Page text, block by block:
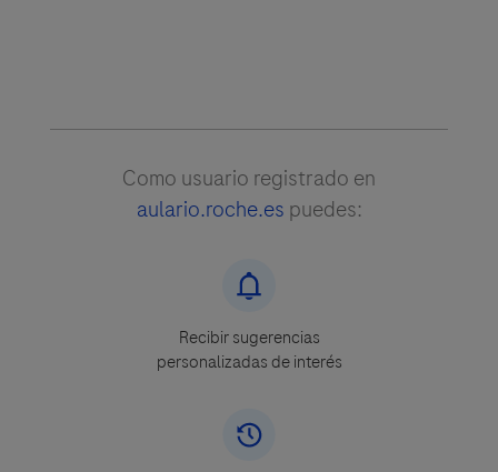
Como usuario registrado en
aulario.roche.es puedes:
Recibir sugerencias
personalizadas de interés